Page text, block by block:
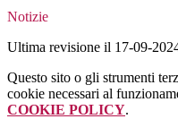
Notizie
Ultima revisione il 17-09-
Questo sito o gli strumenti
cookie necessari al
COOKIE POLICY.